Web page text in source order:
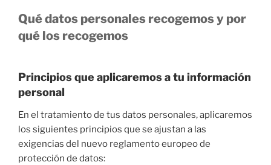
Qué datos personales recogemos y por
qué los recogemos
Principios que aplicaremos a tu información
personal
En el tratamiento de tus datos personales, aplicaremos
los siguientes principios que se ajustan a las
exigencias del nuevo reglamento europeo de
protección de datos: